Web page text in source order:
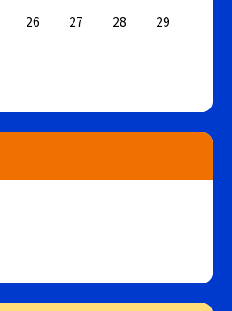
26 27 28
29